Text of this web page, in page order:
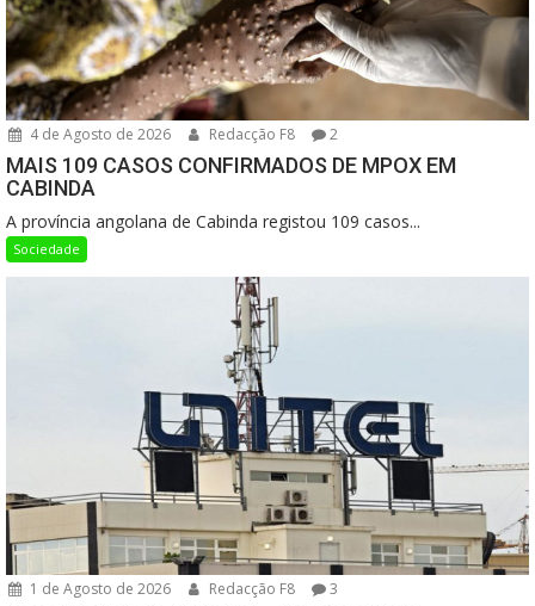
4 de Agosto de 2026 Redacção F8 2
MAIS 109 CASOS CONFIRMADOS DE MPOX EM
CABINDA
A província angolana de Cabinda registou 109 casos...
Sociedade
1 de Agosto de 2026 Redacção F8 3